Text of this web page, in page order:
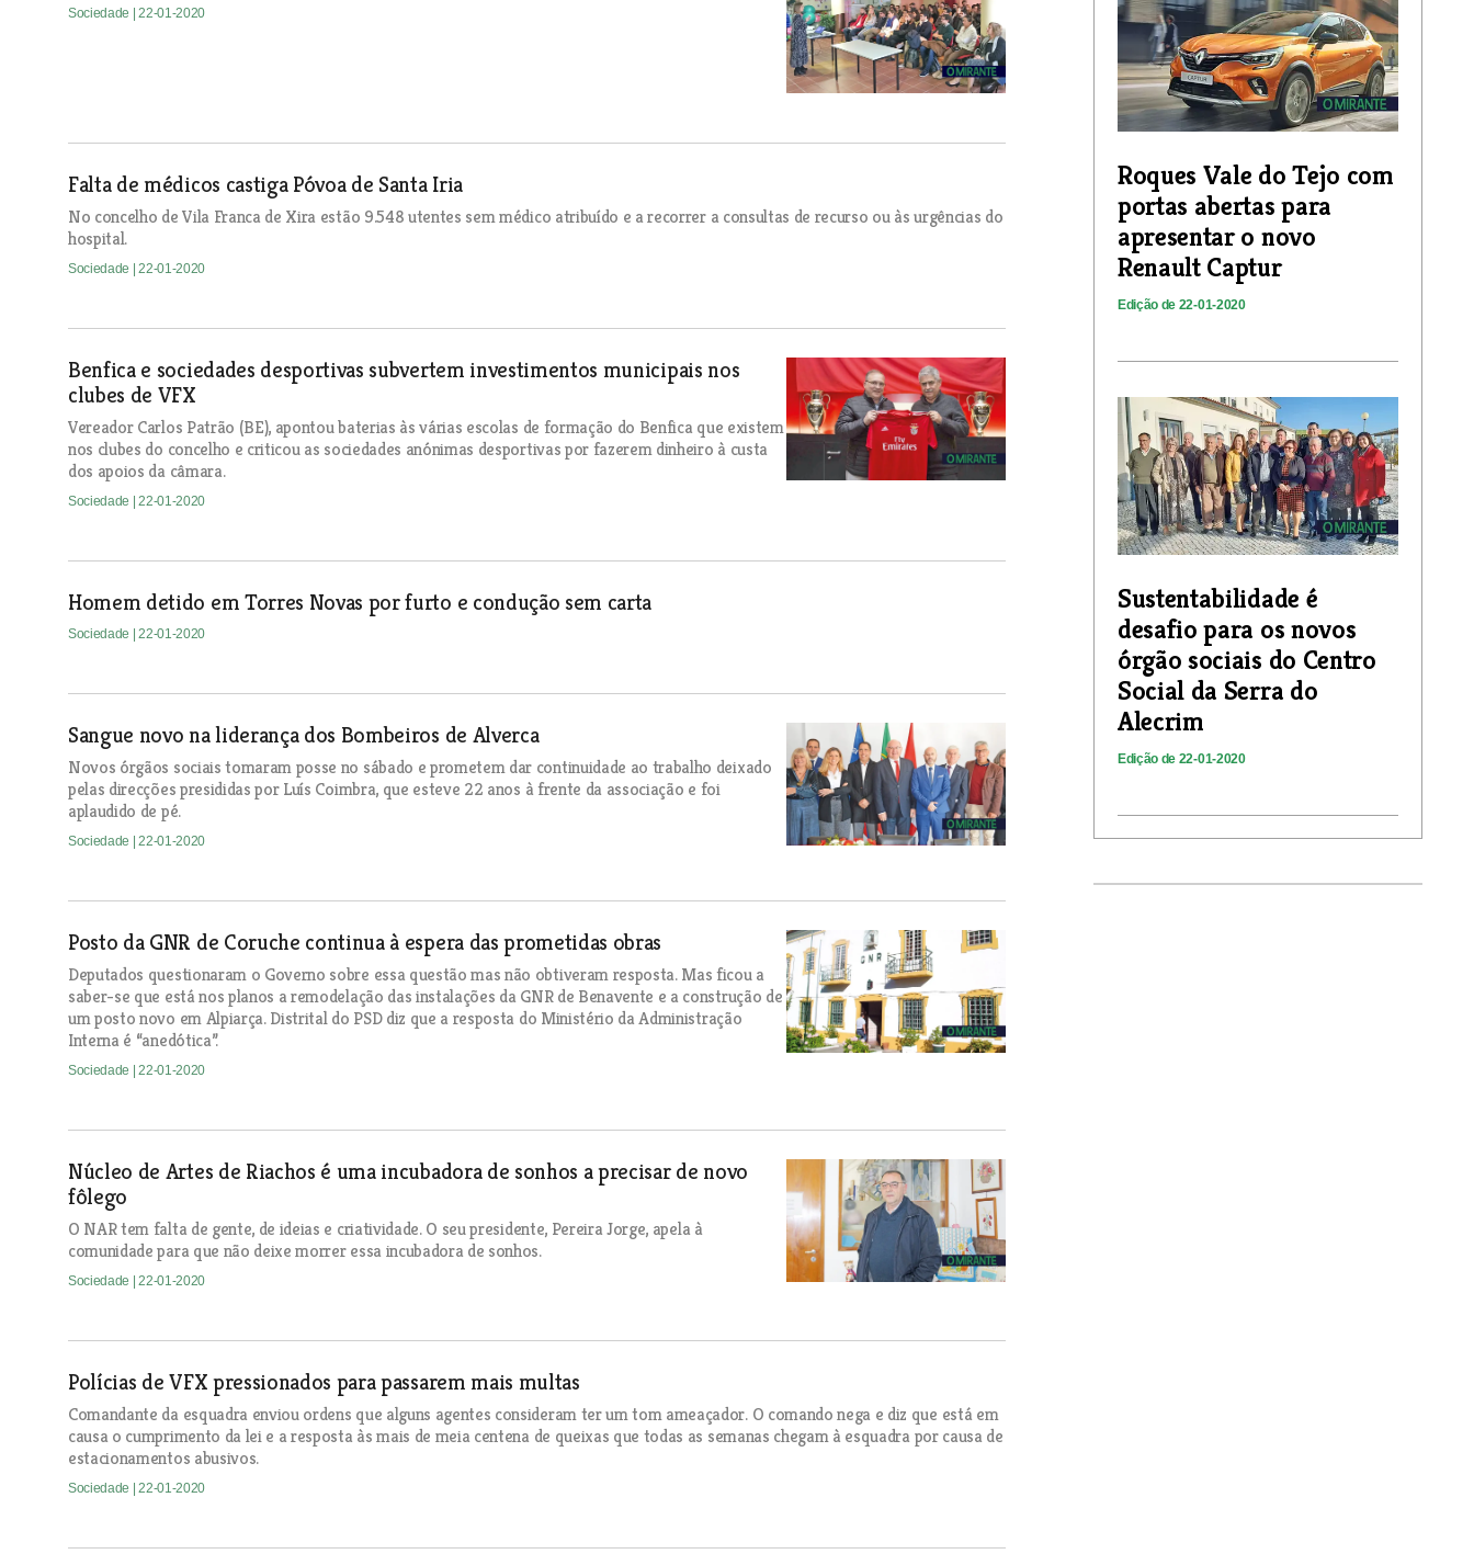
Sociedade | 22-01-2020
Falta de médicos castiga Póvoa de Santa Iria
No concelho de Vila Franca de Xira estão 9.548 utentes sem médico atribuído e a recorrer a consultas de recurso ou às urgências do
hospital.
Sociedade | 22-01-2020
Benfica e sociedades desportivas subvertem investimentos municipais nos
clubes de VFX
Vereador Carlos Patrão (BE), apontou baterias às várias escolas de formação do Benfica que existem
nos clubes do concelho e criticou as sociedades anónimas desportivas por fazerem dinheiro à custa
dos apoios da câmara.
Sociedade | 22-01-2020
Homem detido em Torres Novas por furto e condução sem carta
Sociedade | 22-01-2020
Sangue novo na liderança dos Bombeiros de Alverca
Novos órgãos sociais tomaram posse no sábado e prometem dar continuidade ao trabalho deixado
pelas direcções presididas por Luís Coimbra, que esteve 22 anos à frente da associação e foi
aplaudido de pé.
Sociedade | 22-01-2020
Posto da GNR de Coruche continua à espera das prometidas obras
Deputados questionaram o Governo sobre essa questão mas não obtiveram resposta. Mas ficou a
saber-se que está nos planos a remodelação das instalações da GNR de Benavente e a construção de
um posto novo em Alpiarça. Distrital do PSD diz que a resposta do Ministério da Administração
Interna é “anedótica”.
Sociedade | 22-01-2020
Núcleo de Artes de Riachos é uma incubadora de sonhos a precisar de novo
fôlego
O NAR tem falta de gente, de ideias e criatividade. O seu presidente, Pereira Jorge, apela à
comunidade para que não deixe morrer essa incubadora de sonhos.
Sociedade | 22-01-2020
Polícias de VFX pressionados para passarem mais multas
Comandante da esquadra enviou ordens que alguns agentes consideram ter um tom ameaçador. O comando nega e diz que está em
causa o cumprimento da lei e a resposta às mais de meia centena de queixas que todas as semanas chegam à esquadra por causa de
estacionamentos abusivos.
Sociedade | 22-01-2020
Roques Vale do Tejo com
portas abertas para
apresentar o novo
Renault Captur
Edição de 22-01-2020
Sustentabilidade é
desafio para os novos
órgão sociais do Centro
Social da Serra do
Alecrim
Edição de 22-01-2020